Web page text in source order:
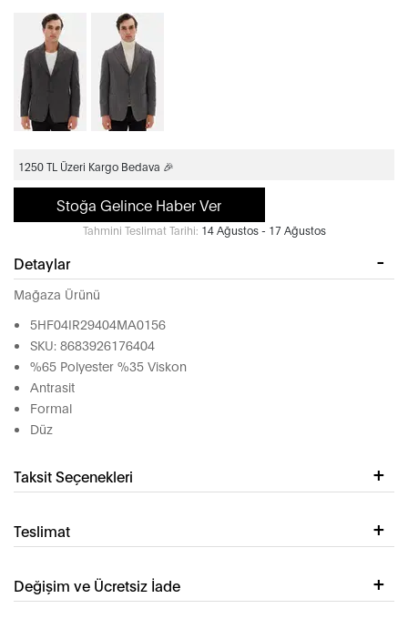
1250 TL Üzeri Kargo Bedava 🎉
Stoğa Gelince Haber Ver
Tahmini Teslimat Tarihi: 14 Ağustos - 17 Ağustos
Detaylar
Mağaza Ürünü
5HF04IR29404MA0156
SKU: 8683926176404
%65 Polyester %35 Viskon
Antrasit
Formal
Düz
Taksit Seçenekleri
Teslimat
Değişim ve Ücretsiz İade